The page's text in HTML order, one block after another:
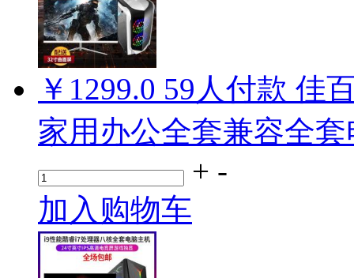
￥1299.0 59 人付款 佳
家用办公全套兼容全
+ -
加入购物车